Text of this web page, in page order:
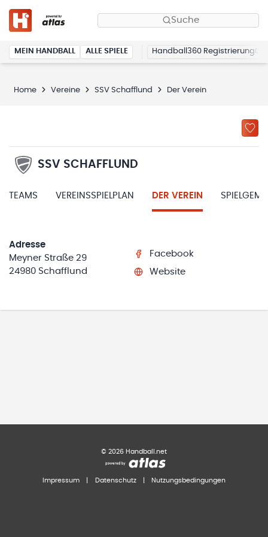
Suche
MEIN HANDBALL ALLE SPIELE Handball360 Registrierung
Home Vereine SSV Schafflund Der Verein
SSV SCHAFFLUND
TEAMS VEREINSSPIELPLAN DER VEREIN
Adresse
Meyner Straße 29
24980 Schafflund
Facebook
Website
© 2026 Handball.net
Impressum Datenschutz Nutzungsbedingungen